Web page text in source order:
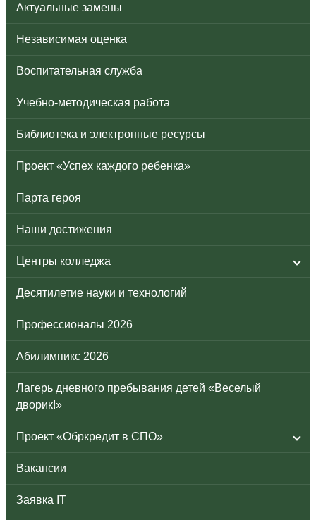
Актуальные замены
Независимая оценка
Воспитательная служба
Учебно-методическая работа
Библиотека и электронные ресурсы
Проект «Успех каждого ребенка»
Парта героя
Наши достижения
Центры колледжа
Десятилетие науки и технологий
Профессионалы 2026
Абилимпикс 2026
Лагерь дневного пребывания детей «Веселый
дворик!»
Проект «Обркредит в СПО»
Вакансии
Заявка IT